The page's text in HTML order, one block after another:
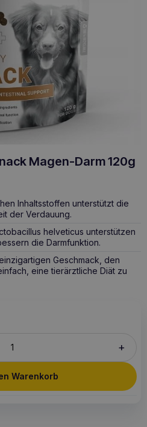
Magen-Darm 120g
Inhaltsstoffen unterstützt die
der Verdauung.
helveticus unterstützen
die Darmfunktion.
Geschmack, den
eine tierärztliche Diät zu
+
Warenkorb